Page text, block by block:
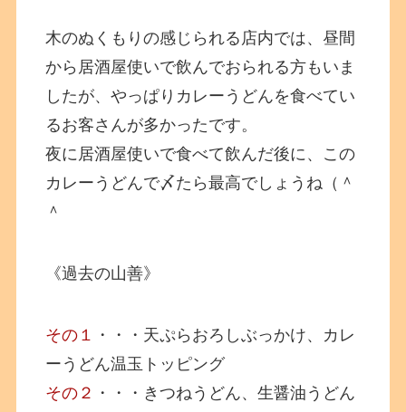
木のぬくもりの感じられる店内では、昼間
から居酒屋使いで飲んでおられる方もいま
したが、やっぱりカレーうどんを食べてい
るお客さんが多かったです。
夜に居酒屋使いで食べて飲んだ後に、この
カレーうどんで〆たら最高でしょうね（＾
＾
《過去の山善》
その１ ・・・天ぷらおろしぶっかけ、カレ
ーうどん温玉トッピング
その２ ・・・きつねうどん、生醤油うどん